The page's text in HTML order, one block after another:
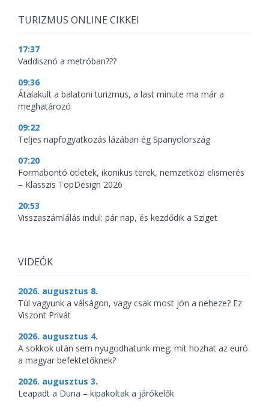
TURIZMUS ONLINE CIKKEI
17:37
Vaddisznó a metróban???
09:36
Átalakult a balatoni turizmus, a last minute ma már a
meghatározó
09:22
Teljes napfogyatkozás lázában ég Spanyolország
07:20
Formabontó ötletek, ikonikus terek, nemzetközi elismerés
– Klasszis TopDesign 2026
20:53
Visszaszámlálás indul: pár nap, és kezdődik a Sziget
VIDEÓK
2026. augusztus 8.
Túl vagyunk a válságon, vagy csak most jön a neheze? Ez
Viszont Privát
2026. augusztus 4.
A sokkok után sem nyugodhatunk meg: mit hozhat az euró
a magyar befektetőknek?
2026. augusztus 3.
Leapadt a Duna – kipakoltak a járókelők